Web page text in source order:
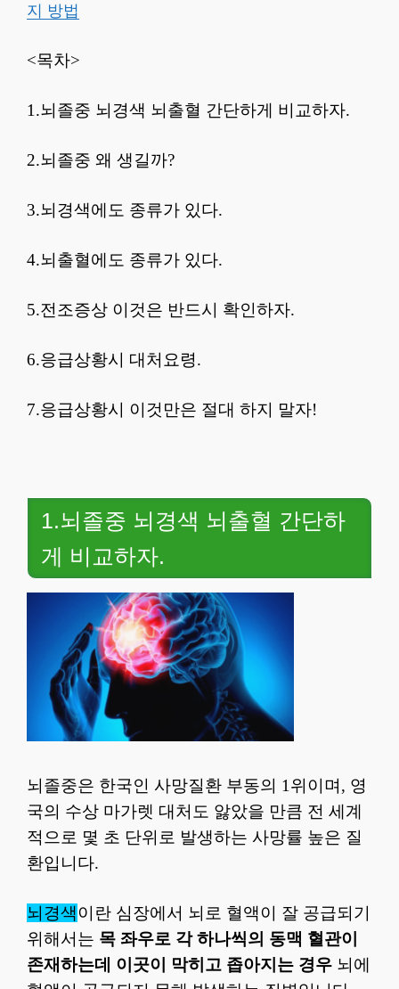
지 방법
<목차>
1.뇌졸중 뇌경색 뇌출혈 간단하게 비교하자.
2.뇌졸중 왜 생길까?
3.뇌경색에도 종류가 있다.
4.뇌출혈에도 종류가 있다.
5.전조증상 이것은 반드시 확인하자.
6.응급상황시 대처요령.
7.응급상황시 이것만은 절대 하지 말자!
1.뇌졸중 뇌경색 뇌출혈 간단하
게 비교하자.
뇌졸중은 한국인 사망질환 부동의 1위이며, 영
국의 수상 마가렛 대처도 앓았을 만큼 전 세계
적으로 몇 초 단위로 발생하는 사망률 높은 질
환입니다.
뇌경색이란 심장에서 뇌로 혈액이 잘 공급되기
위해서는 목 좌우로 각 하나씩의 동맥 혈관이
존재하는데 이곳이 막히고 좁아지는 경우 뇌에